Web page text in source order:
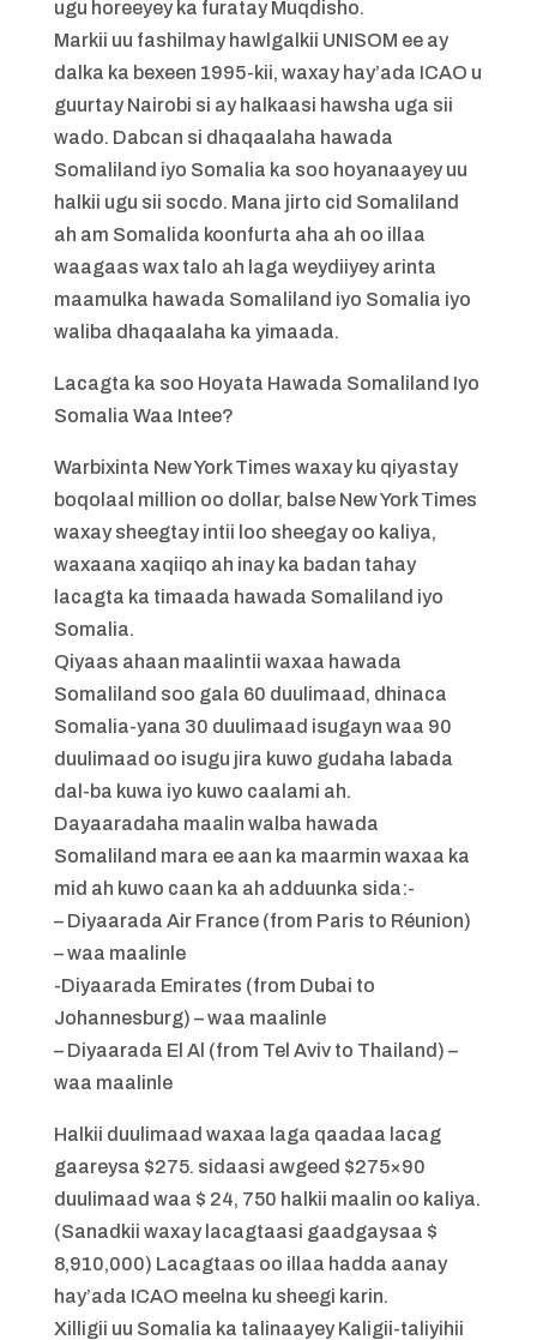
ugu horeeyey ka furatay Muqdisho.
Markii uu fashilmay hawlgalkii UNISOM ee ay
dalka ka bexeen 1995-kii, waxay hay’ada ICAO u
guurtay Nairobi si ay halkaasi hawsha uga sii
wado. Dabcan si dhaqaalaha hawada
Somaliland iyo Somalia ka soo hoyanaayey uu
halkii ugu sii socdo. Mana jirto cid Somaliland
ah am Somalida koonfurta aha ah oo illaa
waagaas wax talo ah laga weydiiyey arinta
maamulka hawada Somaliland iyo Somalia iyo
waliba dhaqaalaha ka yimaada.
Lacagta ka soo Hoyata Hawada Somaliland Iyo
Somalia Waa Intee?
Warbixinta New York Times waxay ku qiyastay
boqolaal million oo dollar, balse New York Times
waxay sheegtay intii loo sheegay oo kaliya,
waxaana xaqiiqo ah inay ka badan tahay
lacagta ka timaada hawada Somaliland iyo
Somalia.
Qiyaas ahaan maalintii waxaa hawada
Somaliland soo gala 60 duulimaad, dhinaca
Somalia-yana 30 duulimaad isugayn waa 90
duulimaad oo isugu jira kuwo gudaha labada
dal-ba kuwa iyo kuwo caalami ah.
Dayaaradaha maalin walba hawada
Somaliland mara ee aan ka maarmin waxaa ka
mid ah kuwo caan ka ah adduunka sida:-
– Diyaarada Air France (from Paris to Réunion)
– waa maalinle
-Diyaarada Emirates (from Dubai to
Johannesburg) – waa maalinle
– Diyaarada El Al (from Tel Aviv to Thailand) –
waa maalinle
Halkii duulimaad waxaa laga qaadaa lacag
gaareysa $275. sidaasi awgeed $275×90
duulimaad waa $ 24, 750 halkii maalin oo kaliya.
(Sanadkii waxay lacagtaasi gaadgaysaa $
8,910,000) Lacagtaas oo illaa hadda aanay
hay’ada ICAO meelna ku sheegi karin.
Xilligii uu Somalia ka talinaayey Kaligii-taliyihii